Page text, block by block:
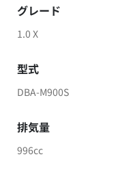
グレード
1.0 X
型式
DBA-M900S
排気量
996cc